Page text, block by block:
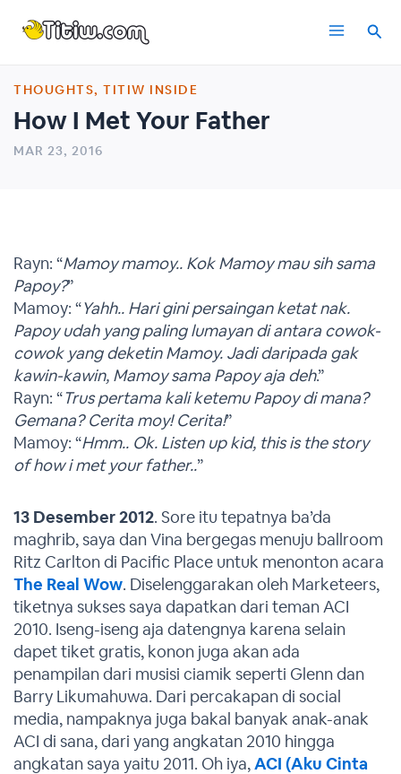
Main
THOUGHTS, TITIW INSIDE
How I Met Your Father
MAR 23, 2016
Rayn: “Mamoy mamoy.. Kok Mamoy mau sih sama
Papoy?”
Mamoy: “Yahh.. Hari gini persaingan ketat nak.
Papoy udah yang paling lumayan di antara cowok-
cowok yang deketin Mamoy. Jadi daripada gak
kawin-kawin, Mamoy sama Papoy aja deh.”
Rayn: “Trus pertama kali ketemu Papoy di mana?
Gemana? Cerita moy! Cerita!”
Mamoy: “Hmm.. Ok. Listen up kid, this is the story
of how i met your father..”
13 Desember 2012. Sore itu tepatnya ba’da
maghrib, saya dan Vina bergegas menuju ballroom
Ritz Carlton di Pacific Place untuk menonton acara
The Real Wow. Diselenggarakan oleh Marketeers,
tiketnya sukses saya dapatkan dari teman ACI
2010. Iseng-iseng aja datengnya karena selain
dapet tiket gratis, konon juga akan ada
penampilan dari musisi ciamik seperti Glenn dan
Barry Likumahuwa. Dari percakapan di social
media, nampaknya juga bakal banyak anak-anak
ACI di sana, dari yang angkatan 2010 hingga
angkatan saya yaitu 2011. Oh iya, ACI (Aku Cinta